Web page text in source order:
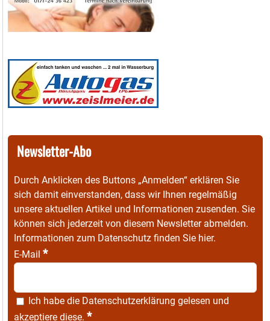
Newsletter-Abo
Durch Anklicken des Buttons „Anmelden“ erklären Sie
sich damit einverstanden, dass wir Ihnen regelmäßig
unsere aktuellen Artikel und Informationen zusenden. Sie
können sich jederzeit von diesem Newsletter abmelden.
Informationen zum Datenschutz finden Sie hier.
E-Mail *
Ich habe die Datenschutzerklärung gelesen und
akzeptiere diese. *